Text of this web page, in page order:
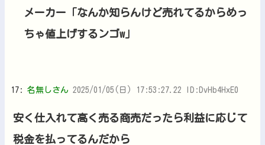
メーカー「なんか知らんけど売れてるからめっ
ちゃ値上げするンゴw」
17: 名無しさん 2025/01/05(日) 17:53:27.22 ID:DvHb4HxE0
安く仕入れて高く売る商売だったら利益に応じて
税金を払ってるんだから